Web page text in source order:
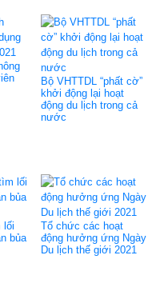
Bộ VHTTDL “phất cờ”
khởi động lại hoạt
động du lịch trong cả
nước
lối
bủa
Tổ chức các hoạt
động hưởng ứng Ngày
Du lịch thế giới 2021